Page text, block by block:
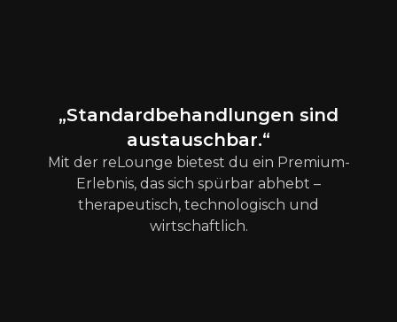
„Standardbehandlungen sind
austauschbar.“
Mit der reLounge bietest du ein Premium-
Erlebnis, das sich spürbar abhebt –
therapeutisch, technologisch und
wirtschaftlich.